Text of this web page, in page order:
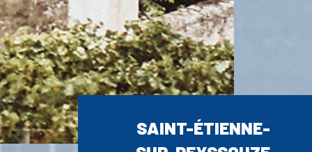
SAINT-ÉTIENNE-